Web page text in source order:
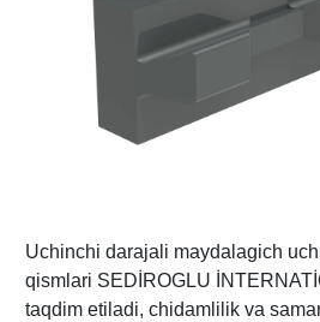
Uchinchi darajali maydalagich
qismlari SEDİROGLU
taqdim etiladi, chidamlilik va